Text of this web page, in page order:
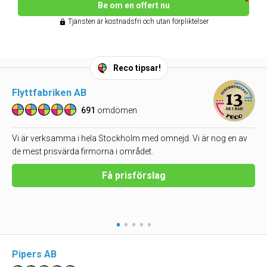
Be om en offert nu
Tjänsten är kostnadsfri och utan förpliktelser
Reco tipsar!
Flyttfabriken AB
691 omdömen
Vi är verksamma i hela Stockholm med omnejd. Vi är nog en av
de mest prisvärda firmorna i området.
Få prisförslag
• • • • •
Pipers AB